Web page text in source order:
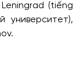
(tiếng
университет),